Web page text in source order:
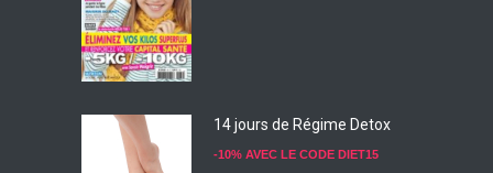
14 jours de Régime Detox
-10% AVEC LE CODE DIET15